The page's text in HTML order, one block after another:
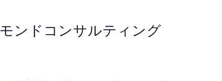
ンドコンサルティング